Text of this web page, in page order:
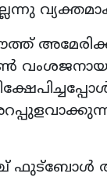
വംശജനായ